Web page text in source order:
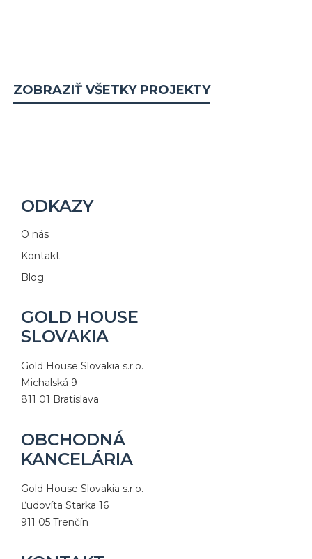
ZOBRAZIŤ VŠETKY PROJEKTY
ODKAZY
O nás
Kontakt
Blog
GOLD HOUSE
SLOVAKIA
Gold House Slovakia s.r.o.
Michalská 9
811 01 Bratislava
OBCHODNÁ
KANCELÁRIA
Gold House Slovakia s.r.o.
Ľudovíta Starka 16
911 05 Trenčín